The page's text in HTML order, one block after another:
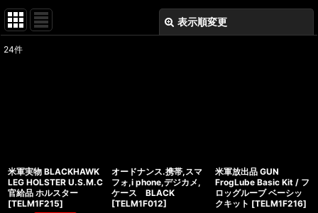
表示順変更
絞り込む
24件
米軍実物 BLACKHAWK
LEG HOLSTER U.S.M.C
官給品 ホルスター
[TELM1F215]
オードナンス.携帯,スマ
フォ,i phone,デジカメ,
ケース BLACK
[TELM1F012]
米軍放出品 GUN
FrogLube Basic Kit / フ
ロッグルーブ ベーシッ
クキット [TELM1F216]